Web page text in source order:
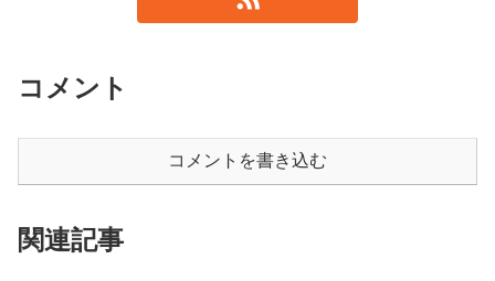
コメント
コメントを書き込む
関連記事